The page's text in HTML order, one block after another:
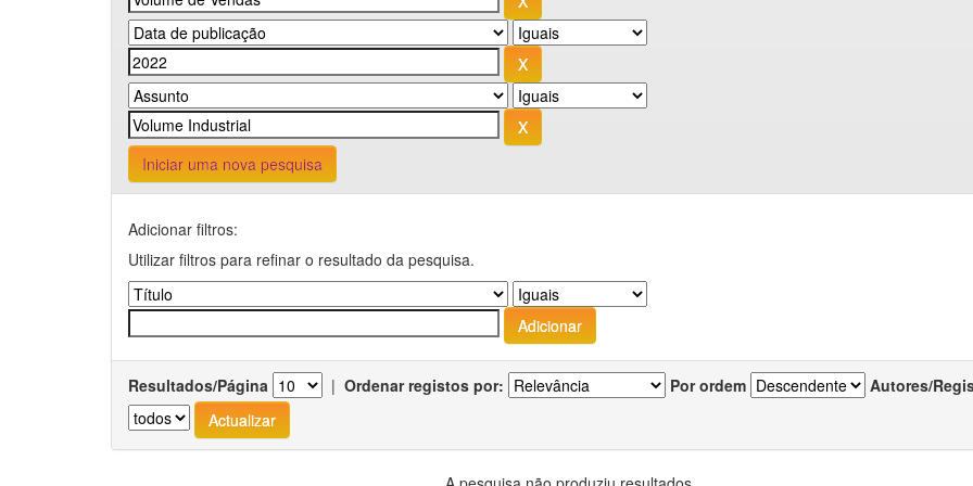
Iniciar uma nova pesquisa
Adicionar filtros:
Utilizar filtros para refinar o resultado da pesquisa.
Resultados/Página | Ordenar registos por: Por ordem Autores/